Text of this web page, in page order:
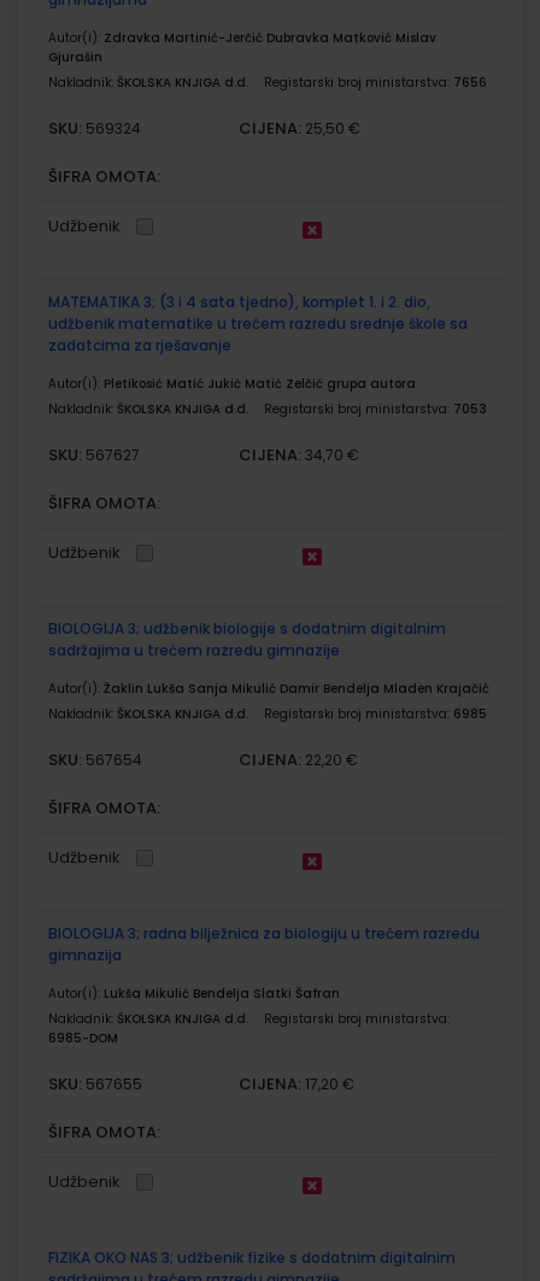
Autor(i): Zdravka Martinić-Jerčić Dubravka Matković Mislav
Gjurašin
Nakladnik: ŠKOLSKA KNJIGA d.d. Registarski broj ministarstva: 7656
SKU: 569324 CIJENA: 25,50 €
ŠIFRA OMOTA:
Udžbenik
MATEMATIKA 3; (3 i 4 sata tjedno), komplet 1. i 2. dio,
udžbenik matematike u trećem razredu srednje škole sa
zadatcima za rješavanje
Autor(i): Pletikosić Matić Jukić Matić Zelčić grupa autora
Nakladnik: ŠKOLSKA KNJIGA d.d. Registarski broj ministarstva: 7053
SKU: 567627 CIJENA: 34,70 €
ŠIFRA OMOTA:
Udžbenik
BIOLOGIJA 3; udžbenik biologije s dodatnim digitalnim
sadržajima u trećem razredu gimnazije
Autor(i): Žaklin Lukša Sanja Mikulić Damir Bendelja Mladen Krajačić
Nakladnik: ŠKOLSKA KNJIGA d.d. Registarski broj ministarstva: 6985
SKU: 567654 CIJENA: 22,20 €
ŠIFRA OMOTA:
Udžbenik
BIOLOGIJA 3; radna bilježnica za biologiju u trećem razredu
gimnazija
Autor(i): Lukša Mikulić Bendelja Slatki Šafran
Nakladnik: ŠKOLSKA KNJIGA d.d.
Registarski broj ministarstva:
6985-DOM
SKU: 567655 CIJENA: 17,20 €
ŠIFRA OMOTA:
Udžbenik
FIZIKA OKO NAS 3; udžbenik fizike s dodatnim digitalnim